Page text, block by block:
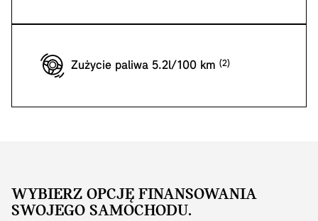
Zużycie paliwa 5.2l/100 km
WYBIERZ OPCJĘ FINANSOWANIA
SWOJEGO SAMOCHODU.